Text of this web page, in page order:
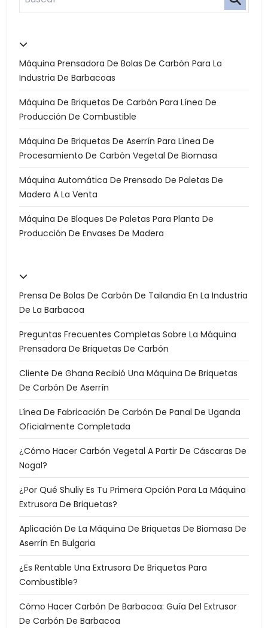
Máquina Prensadora De Bolas De Carbón Para La
Industria De Barbacoas
Máquina De Briquetas De Carbón Para Línea De
Producción De Combustible
Máquina De Briquetas De Aserrín Para Línea De
Procesamiento De Carbón Vegetal De Biomasa
Máquina Automática De Prensado De Paletas De
Madera A La Venta
Máquina De Bloques De Paletas Para Planta De
Producción De Envases De Madera
Prensa De Bolas De Carbón De Tailandia En La Industria
De La Barbacoa
Preguntas Frecuentes Completas Sobre La Máquina
Prensadora De Briquetas De Carbón
Cliente De Ghana Recibió Una Máquina De Briquetas
De Carbón De Aserrín
Línea De Fabricación De Carbón De Panal De Uganda
Oficialmente Completada
¿Cómo Hacer Carbón Vegetal A Partir De Cáscaras De
Nogal?
¿Por Qué Shuliy Es Tu Primera Opción Para La Máquina
Extrusora De Briquetas?
Aplicación De La Máquina De Briquetas De Biomasa De
Aserrín En Bulgaria
¿Es Rentable Una Extrusora De Briquetas Para
Combustible?
Cómo Hacer Carbón De Barbacoa: Guía Del Extrusor
De Carbón De Barbacoa